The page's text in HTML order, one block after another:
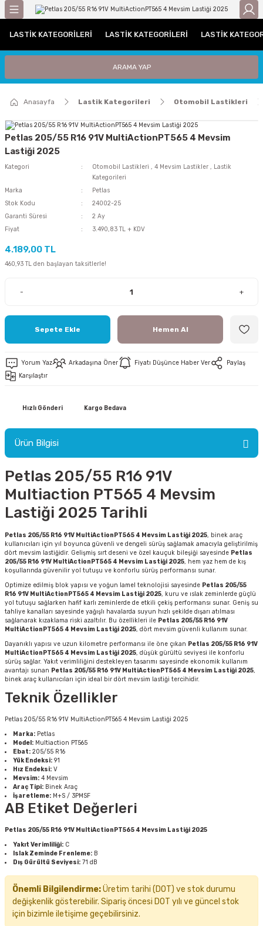
/ C Grubu
Lastiği
Traktör Ön Lastikleri
LASTIK KATEGORILERI LASTIK KATEGORILERI LASTIK
ARAMA YAP
Anasayfa Lastik Kategorileri Otomobil Lastikleri
Petlas 205/55 R16 91V MultiActionPT565 4 Mevsim
Lastiği 2025
Kategori Otomobil Lastikleri , 4 Mevsim Lastikler , Lastik
Kategorileri
Marka
Petlas
Stok Kodu
24002-25
Garanti Süresi
2 Ay
Fiyat
3.490,83 TL + KDV
4.189,00 TL
460,93 TL den başlayan taksitlerle!
- +
Sepete Ekle Hemen Al
Yorum Yaz Arkadaşına Öner Fiyatı Düşünce Haber Ver
Paylaş
Karşılaştır
Hızlı Gönderi Kargo Bedava
Ürün Bilgisi
Petlas 205/55 R16 91V
Multiaction PT565 4 Mevsim
Lastiği 2025 Tarihli
Petlas 205/55 R16 91V MultiActionPT565 4 Mevsim Lastiği 2025, binek araç
kullanıcıları için yıl boyunca güvenli ve dengeli sürüş sağlamak amacıyla geliştirilmiş
dört mevsim lastiğidir. Gelişmiş sırt deseni ve özel kauçuk bileşiği sayesinde Petlas
205/55 R16 91V MultiActionPT565 4 Mevsim Lastiği 2025, hem yaz hem de kış
koşullarında güvenilir yol tutuşu ve konforlu sürüş performansı sunar.
Optimize edilmiş blok yapısı ve yoğun lamel teknolojisi sayesinde Petlas 205/55
R16 91V MultiActionPT565 4 Mevsim Lastiği 2025, kuru ve ıslak zeminlerde güçlü
yol tutuşu sağlarken hafif karlı zeminlerde de etkili çekiş performansı sunar. Geniş su
tahliye kanalları sayesinde yağışlı havalarda suyun hızlı şekilde dışarı atılması
sağlanarak kızaklama riski azaltılır. Bu özellikleri ile Petlas 205/55 R16 91V
MultiActionPT565 4 Mevsim Lastiği 2025, dört mevsim güvenli kullanım sunar.
Dayanıklı yapısı ve uzun kilometre performansı ile öne çıkan Petlas 205/55 R16 91V
MultiActionPT565 4 Mevsim Lastiği 2025, düşük gürültü seviyesi ile konforlu
sürüş sağlar. Yakıt verimliliğini destekleyen tasarımı sayesinde ekonomik kullanım
avantajı sunan Petlas 205/55 R16 91V MultiActionPT565 4 Mevsim Lastiği 2025,
binek araç kullanıcıları için ideal bir dört mevsim lastiği tercihidir.
Teknik Özellikler
Petlas 205/55 R16 91V MultiActionPT565 4 Mevsim Lastiği 2025
Marka: Petlas
Model: Multiaction PT565
Ebat: 205/55 R16
Yük Endeksi: 91
Hız Endeksi: V
Mevsim: 4 Mevsim
Araç Tipi: Binek Araç
İşaretleme: M+S / 3PMSF
AB Etiket Değerleri
Petlas 205/55 R16 91V MultiActionPT565 4 Mevsim Lastiği 2025
Yakıt Verimliliği: C
Islak Zeminde Frenleme: B
Dış Gürültü Seviyesi: 71 dB
Önemli Bilgilendirme:Üretim tarihi (DOT) ve stok durumu
değişkenlik gösterebilir. Sipariş öncesi DOT yılı ve güncel stok
için bizimle iletişime geçebilirsiniz.